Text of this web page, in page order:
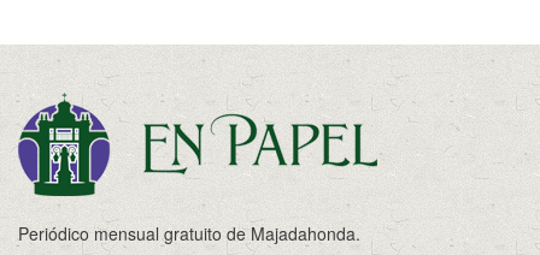
Periódico mensual gratuito de Majadahonda.